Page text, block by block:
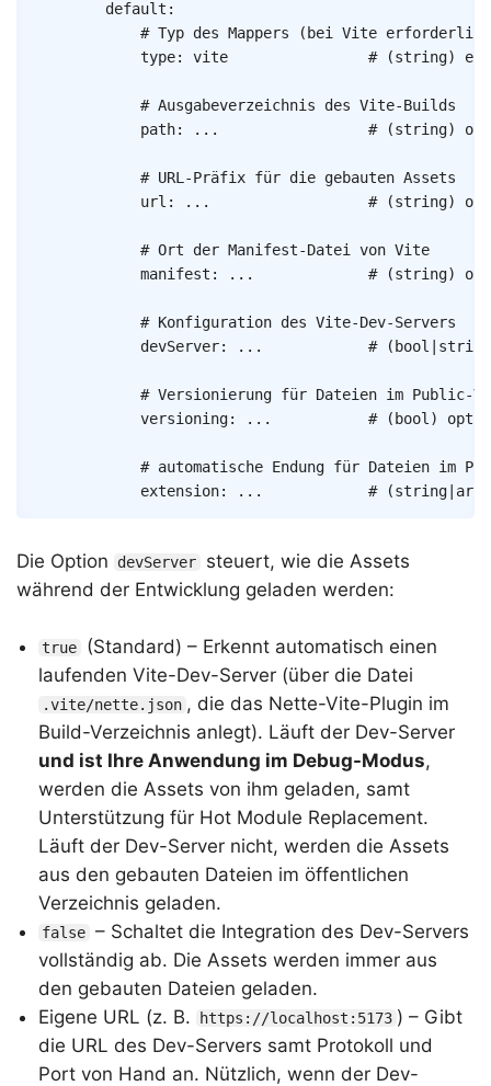
default :
# Typ des Mappers (bei Vite
type: vite # (string)
# Ausgabeverzeichnis des Vite-Builds
path: ... # (string)
# URL-Präfix für die gebauten Assets
url : ... # (string)
# Ort der Manifest-Datei von Vite
manifest : ... # (string)
# Konfiguration des Vite-Dev-Servers
devServer: ... #
# Versionierung für Dateien im Public-
versioning: ... # (bool)
# automatische Endung für Dateien im
extension: ... #
Die Option devServer
steuert, wie die Assets
während der Entwicklung geladen werden:
true
(Standard) – Erkennt automatisch einen
laufenden Vite-Dev-Server (über die Datei
.vite/nette.json , die das Nette-Vite-Plugin im
Build-Verzeichnis anlegt). Läuft der Dev-Server
und ist Ihre Anwendung im Debug-Modus,
werden die Assets von ihm geladen, samt
Unterstützung für Hot Module Replacement.
Läuft der Dev-Server nicht, werden die Assets
aus den gebauten Dateien im öffentlichen
Verzeichnis geladen.
false – Schaltet die Integration des Dev-Servers
vollständig ab. Die Assets werden immer aus
den gebauten Dateien geladen.
Eigene URL (z. B.
https://localhost:5173 ) – Gibt
die URL des Dev-Servers samt Protokoll und
Port von Hand an. Nützlich, wenn der Dev-